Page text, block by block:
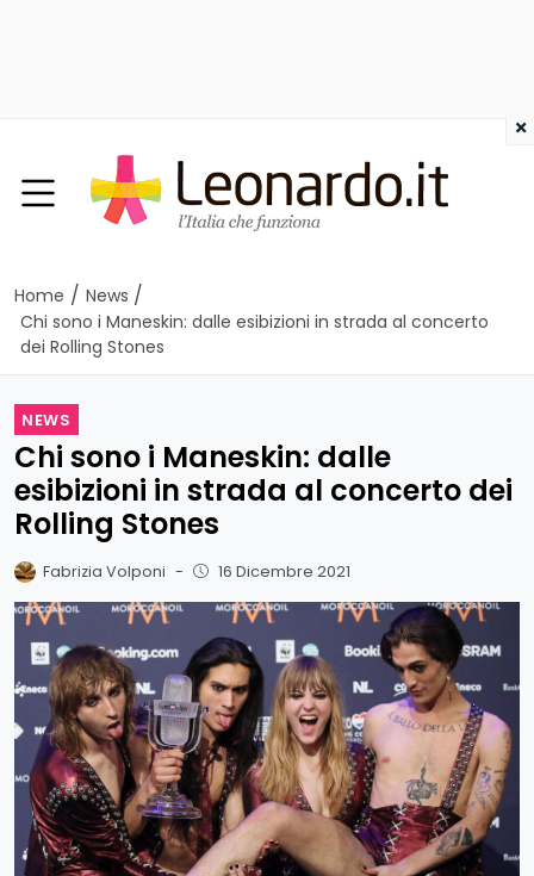
Home / News /
Chi sono i Maneskin: dalle esibizioni in strada al concerto
dei Rolling Stones
NEWS
Chi sono i Maneskin: dalle
esibizioni in strada al concerto dei
Rolling Stones
Fabrizia Volponi - 16 Dicembre 2021
×